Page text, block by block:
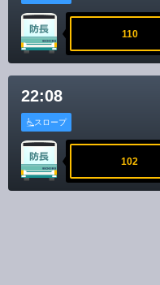
110
22:08
スロープ
102